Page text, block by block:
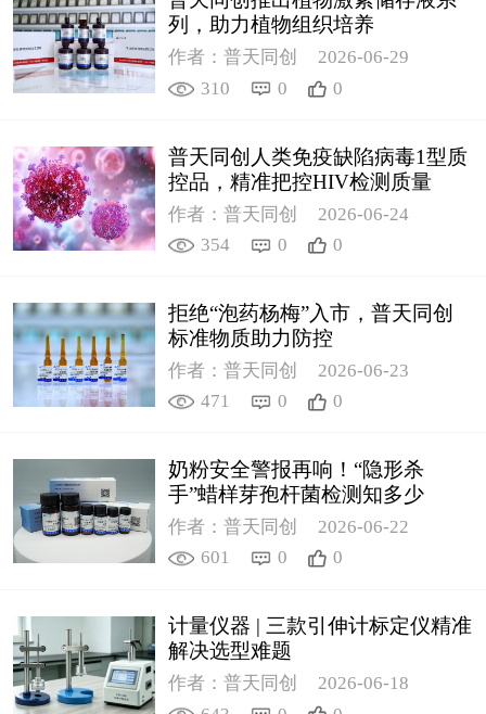
列，助力植物组织培养
作者：普天同创
2026-06-29
310
0 0
普天同创人类免疫缺陷病毒1型质
控品，精准把控HIV检测质量
作者：普天同创
2026-06-24
354
0 0
拒绝“泡药杨梅”入市，普天同创
标准物质助力防控
作者：普天同创
2026-06-23
471
0 0
奶粉安全警报再响！“隐形杀
手”蜡样芽孢杆菌检测知多少
作者：普天同创
2026-06-22
601
0 0
计量仪器 | 三款引伸计标定仪精准
解决选型难题
作者：普天同创
2026-06-18